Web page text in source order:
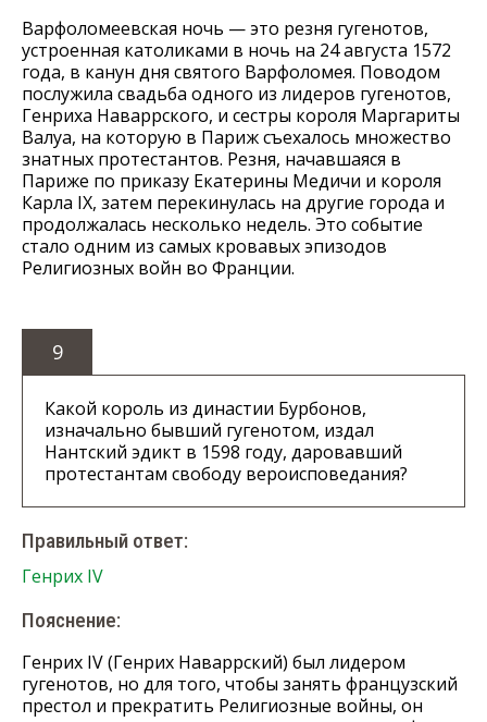
Варфоломеевская ночь — это резня гугенотов,
устроенная католиками в ночь на 24 августа 1572
года, в канун дня святого Варфоломея. Поводом
послужила свадьба одного из лидеров гугенотов,
Генриха Наваррского, и сестры короля Маргариты
Валуа, на которую в Париж съехалось множество
знатных протестантов. Резня, начавшаяся в
Париже по приказу Екатерины Медичи и короля
Карла IX, затем перекинулась на другие города и
продолжалась несколько недель. Это событие
стало одним из самых кровавых эпизодов
Религиозных войн во Франции.
9
Какой король из династии Бурбонов,
изначально бывший гугенотом, издал
Нантский эдикт в 1598 году, даровавший
протестантам свободу вероисповедания?
Правильный ответ:
Генрих IV
Пояснение:
Генрих IV (Генрих Наваррский) был лидером
гугенотов, но для того, чтобы занять французский
престол и прекратить Религиозные войны, он